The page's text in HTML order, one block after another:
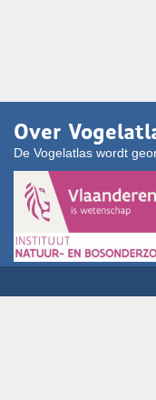
Over
De Vogelatlas wordt